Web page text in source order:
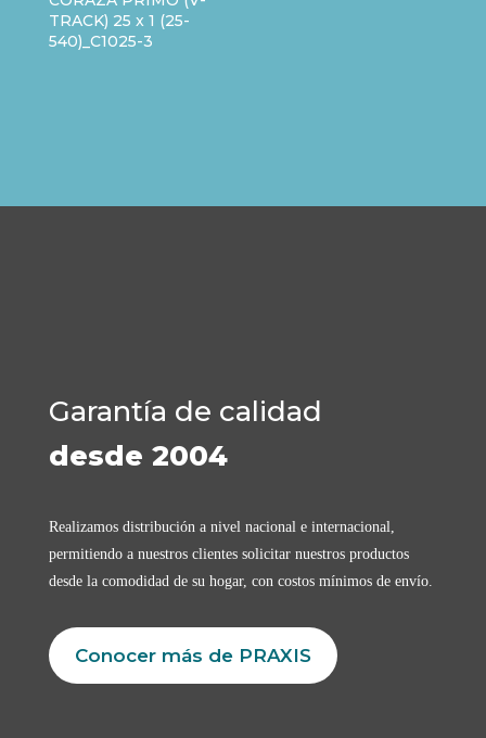
TRACK) 25 x 1 (25-
540)_C1025-3
Garantía de calidad
desde 2004
Realizamos distribución a nivel nacional e internacional,
permitiendo a nuestros clientes solicitar nuestros productos
desde la comodidad de su hogar, con costos mínimos de envío.
Conocer más de PRAXIS